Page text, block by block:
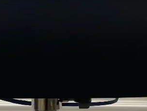
kullanıcı deneyimleriyle
Sizin İçin Uygun
yorumlarıyla hangi ürünün sizin
ve Kullanıcı Yorumları
özellikleriyle en uygun hediyelik seçeneğini